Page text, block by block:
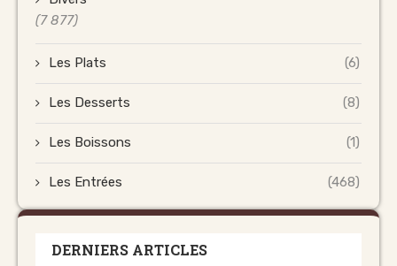
(7 877)
Les Plats (6)
Les Desserts (8)
Les Boissons (1)
Les Entrées (468)
DERNIERS ARTICLES